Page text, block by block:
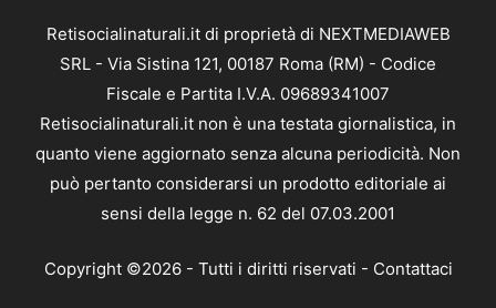
Retisocialinaturali.it di proprietà di NEXTMEDIAWEB
SRL - Via Sistina 121, 00187 Roma (RM) - Codice
Fiscale e Partita I.V.A. 09689341007
Retisocialinaturali.it non è una testata giornalistica, in
quanto viene aggiornato senza alcuna periodicità. Non
può pertanto considerarsi un prodotto editoriale ai
sensi della legge n. 62 del 07.03.2001
Copyright ©2026 - Tutti i diritti riservati - Contattaci